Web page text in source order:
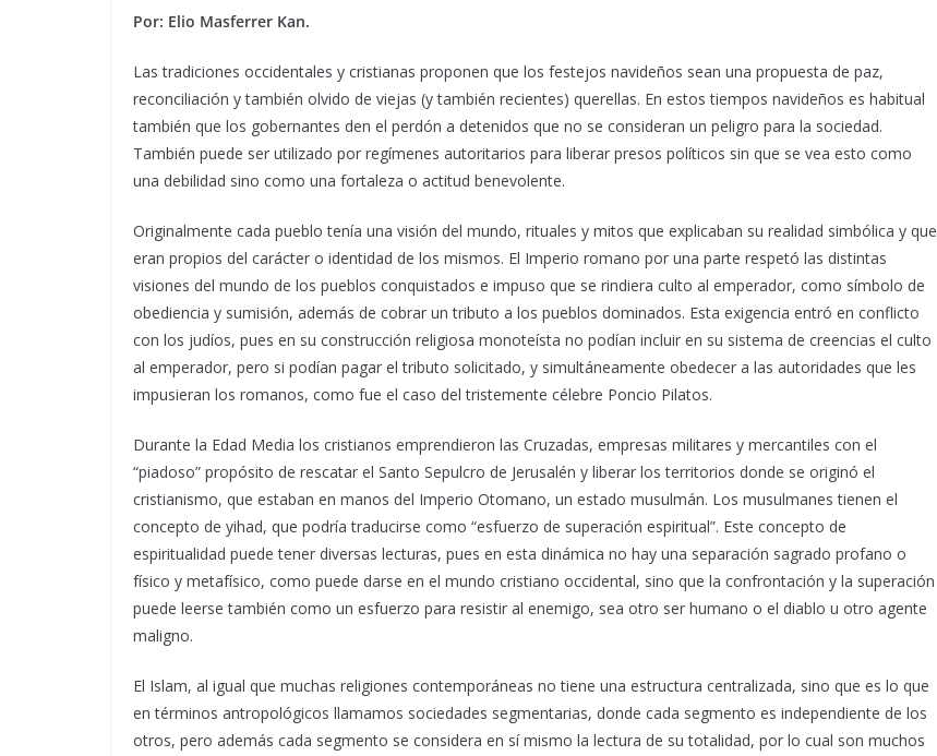
Por: Elio Masferrer Kan.
Las tradiciones occidentales y cristianas proponen que los festejos navideños sean una propuesta de paz,
reconciliación y también olvido de viejas (y también recientes) querellas. En estos tiempos navideños es habitual
también que los gobernantes den el perdón a detenidos que no se consideran un peligro para la sociedad.
También puede ser utilizado por regímenes autoritarios para liberar presos políticos sin que se vea esto como
una debilidad sino como una fortaleza o actitud benevolente.
Originalmente cada pueblo tenía una visión del mundo, rituales y mitos que explicaban su realidad simbólica y que
eran propios del carácter o identidad de los mismos. El Imperio romano por una parte respetó las distintas
visiones del mundo de los pueblos conquistados e impuso que se rindiera culto al emperador, como símbolo de
obediencia y sumisión, además de cobrar un tributo a los pueblos dominados. Esta exigencia entró en conflicto
con los judíos, pues en su construcción religiosa monoteísta no podían incluir en su sistema de creencias el culto
al emperador, pero si podían pagar el tributo solicitado, y simultáneamente obedecer a las autoridades que les
impusieran los romanos, como fue el caso del tristemente célebre Poncio Pilatos.
Durante la Edad Media los cristianos emprendieron las Cruzadas, empresas militares y mercantiles con el
“piadoso” propósito de rescatar el Santo Sepulcro de Jerusalén y liberar los territorios donde se originó el
cristianismo, que estaban en manos del Imperio Otomano, un estado musulmán. Los musulmanes tienen el
concepto de yihad, que podría traducirse como “esfuerzo de superación espiritual”. Este concepto de
espiritualidad puede tener diversas lecturas, pues en esta dinámica no hay una separación sagrado profano o
físico y metafísico, como puede darse en el mundo cristiano occidental, sino que la confrontación y la superación
puede leerse también como un esfuerzo para resistir al enemigo, sea otro ser humano o el diablo u otro agente
maligno.
El Islam, al igual que muchas religiones contemporáneas no tiene una estructura centralizada, sino que es lo que
en términos antropológicos llamamos sociedades segmentarias, donde cada segmento es independiente de los
otros, pero además cada segmento se considera en sí mismo la lectura de su totalidad, por lo cual son muchos